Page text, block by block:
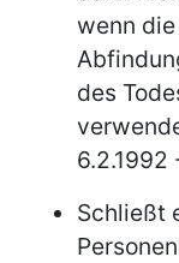
wenn
des
6.2.1992
Schließt